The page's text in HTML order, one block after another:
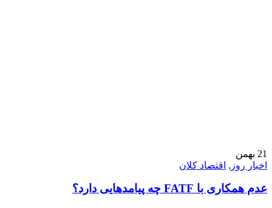
21 بهمن
اخبار روز , اقتصاد کلان
عدم همکاری با FATF چه پیامدهایی دارد؟